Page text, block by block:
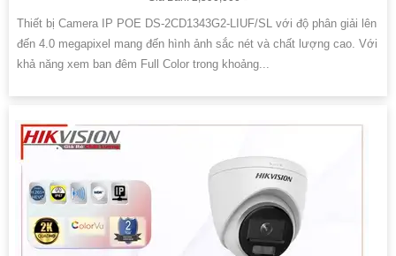
Thiết bị Camera IP POE DS-2CD1343G2-LIUF/SL với độ phân giải lên
đến 4.0 megapixel mang đến hình ảnh sắc nét và chất lượng cao. Với
khả năng xem ban đêm Full Color trong khoảng...